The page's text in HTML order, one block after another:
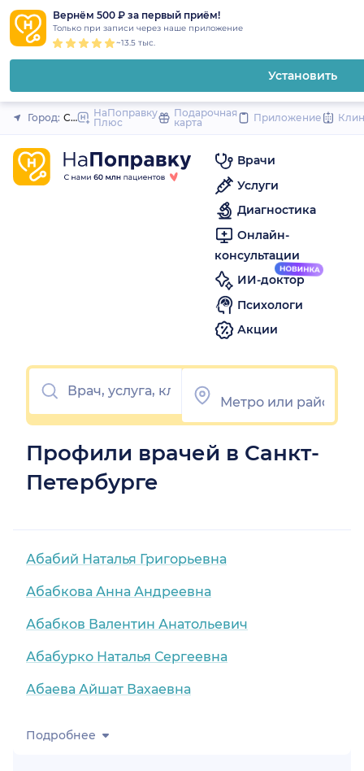
Вернём 500 ₽ за первый приём!
Только при записи через наше приложение
~13.5 тыс.
Установить
Закрыть
Город: Санкт-Петербург
НаПоправку
Плюс
Подарочная
карта
Приложение
Врачи
Услуги
Диагностика
Онлайн-
консультации
ИИ-доктор
Психологи
Акции
Профили врачей в Санкт-
Петербурге
Абабий Наталья Григорьевна
Абабкова Анна Андреевна
Абабков Валентин Анатольевич
Абабурко Наталья Сергеевна
Абаева Айшат Вахаевна
Подробнее